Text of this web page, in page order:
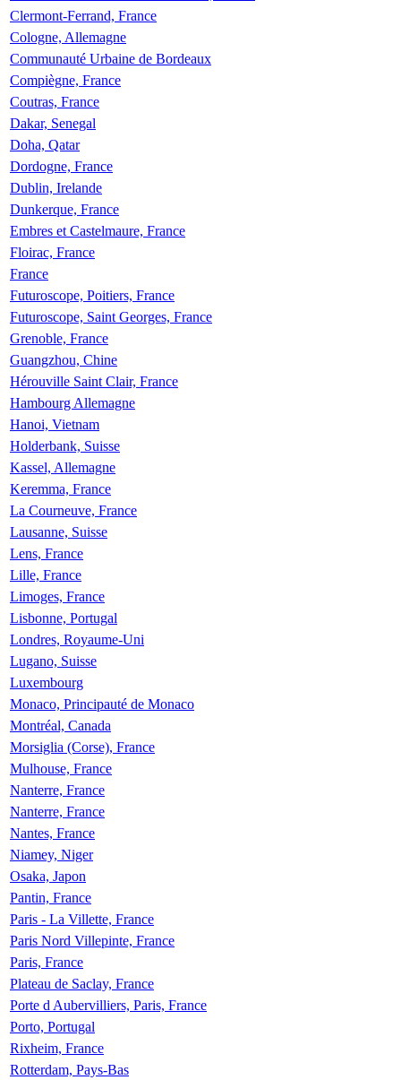
Clermont-Ferrand, France
Cologne, Allemagne
Communauté Urbaine de Bordeaux
Compiègne, France
Coutras, France
Dakar, Senegal
Doha, Qatar
Dordogne, France
Dublin, Irelande
Dunkerque, France
Embres et Castelmaure, France
Floirac, France
France
Futuroscope, Poitiers, France
Futuroscope, Saint Georges, France
Grenoble, France
Guangzhou, Chine
Hérouville Saint Clair, France
Hambourg Allemagne
Hanoi, Vietnam
Holderbank, Suisse
Kassel, Allemagne
Keremma, France
La Courneuve, France
Lausanne, Suisse
Lens, France
Lille, France
Limoges, France
Lisbonne, Portugal
Londres, Royaume-Uni
Lugano, Suisse
Luxembourg
Monaco, Principauté de Monaco
Montréal, Canada
Morsiglia (Corse), France
Mulhouse, France
Nanterre, France
Nanterre, France
Nantes, France
Niamey, Niger
Osaka, Japon
Pantin, France
Paris - La Villette, France
Paris Nord Villepinte, France
Paris, France
Plateau de Saclay, France
Porte d Aubervilliers, Paris, France
Porto, Portugal
Rixheim, France
Rotterdam, Pays-Bas